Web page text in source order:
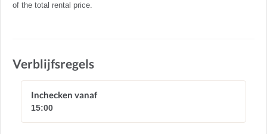
of the total rental price.
Verblijfsregels
Inchecken vanaf
15:00